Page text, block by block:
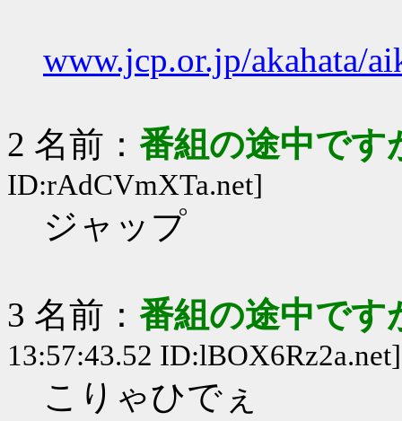
www.jcp.or.jp/akahata/
2 名前： 番組の途中で
ID:rAdCVmXTa.net]
ジャップ
3 名前： 番組の途中で
13:57:43.52 ID:lBOX6Rz2a.net]
こりゃひでぇ